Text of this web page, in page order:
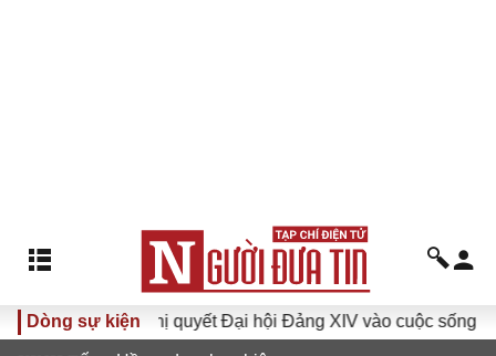
Dòng sự kiện
Đưa Nghị quyết Đại hội Đảng XIV vào cuộc sống